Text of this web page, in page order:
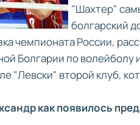
"Шахтер"
болгарский
чемпионата России,
Болгарии по волейболу
"Левски" второй клуб,
как появилось